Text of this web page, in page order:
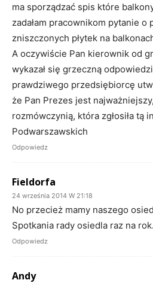
ma sporządzać spis które
zadałam pracownikom pytanie
zniszczonych płytek na
A oczywiście Pan kierownik od
wykazał się grzeczną
prawdziwego przedsiębiorcę
że Pan Prezes jest
rozmówczynią, która zgłosiła tą
Podwarszawskich
Odpowiedz
Fieldorfa
24 września 2014 W 21:18
No przecież mamy naszego
Spotkania rady osiedla raz na
Odpowiedz
Andy